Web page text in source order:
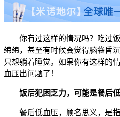
你有过这样的情况吗？吃过
绵绵，甚至有时候会觉得脑袋昏
只想躺着睡觉。如果你有这样的
血压出问题了！
饭后犯困乏力，可能是餐后
餐后低血压，顾名思义，是